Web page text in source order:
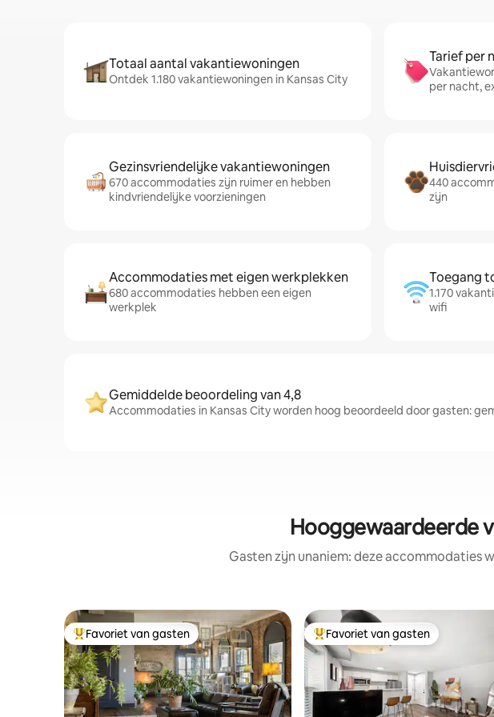
Totaal aantal vakantiewoningen
Ontdek 1.180 vakantiewoningen in Kansas City
Tarief per
per nacht,
Gezinsvriendelijke vakantiewoningen
670 accommodaties zijn ruimer en hebben
kindvriendelijke voorzieningen
440
zijn
Accommodaties met eigen werkplekken
680 accommodaties hebben een eigen
werkplek
Toegang
1.170
wifi
Gemiddelde beoordeling van 4,8
Accommodaties in Kansas City worden hoog beoordeeld door gasten:
Hooggewaardeerde
Gasten zijn unaniem: deze accommodaties
Topfavoriet van gasten
Favoriet van gasten Topfavoriet van gasten
Favoriet van gasten